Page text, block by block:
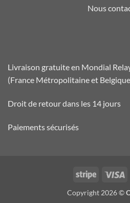
Nous
Livraison gratuite en Mondial
(France Métropolitaine et
Droit de retour dans les 14 jours
Paiements sécurisés
Stripe
Copyright 2026 ©